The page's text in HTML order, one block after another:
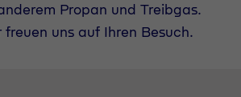
Propan und Treibgas.
uns auf Ihren Besuch.